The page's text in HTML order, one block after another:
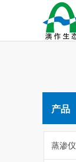
产品
蒸渗仪